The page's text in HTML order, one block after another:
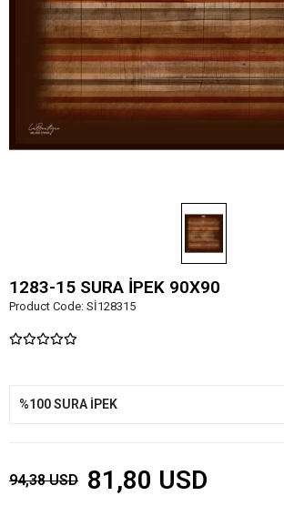
1283-15 SURA İPEK 90X90
Product Code: Sİ128315
%100 SURA İPEK
94,38 USD 81,80 USD